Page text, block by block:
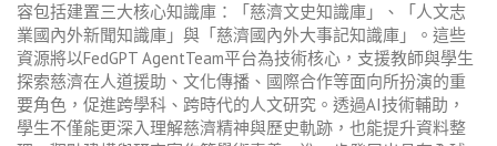
容包括建置三大核心知識庫：「慈濟文史知識庫」、「人文志
業國內外新聞知識庫」與「慈濟國內外大事記知識庫」。這些
資源將以FedGPT AgentTeam平台為技術核心，支援教師與學生
探索慈濟在人道援助、文化傳播、國際合作等面向所扮演的重
要角色，促進跨學科、跨時代的人文研究。 透過AI技術輔助，
學生不僅能更深入理解慈濟精神與歷史軌跡，也能提升資料整